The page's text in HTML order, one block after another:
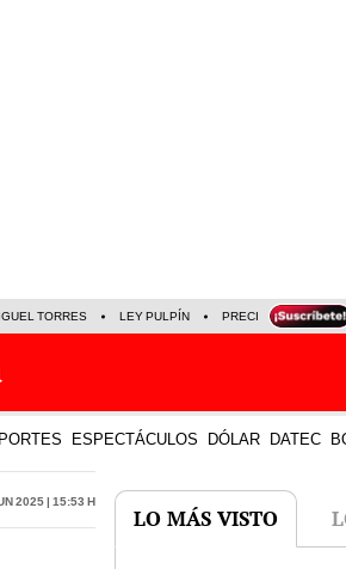
TORRES LEY PULPÍN PRECIO DEL DÓLAR
ESPECTÁCULOS DÓLAR DATEC
2025 | 15:53 h
LO MÁS VISTO